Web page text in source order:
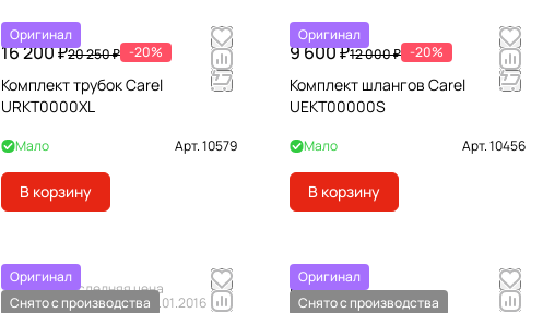
Оригинал
16 200 ₽20 250 ₽ -20%
Комплект трубок Carel
URKT0000XL
Мало Арт.10579
В корзину
Оригинал
9 600 ₽12 000 ₽ -20%
Комплект шлангов Carel
UEKT00000S
Мало Арт.10456
В корзину
Оригинал
Снято с производства
4 699 ₽Последняя цена
актуальна на 01.01.2016
Оригинал
Снято с производства
По запросу